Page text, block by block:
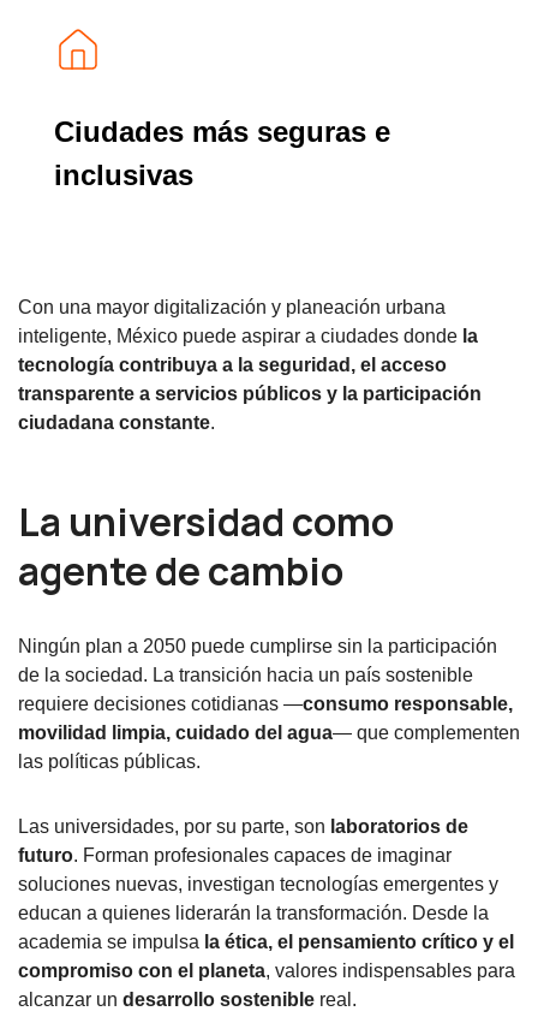
Ciudades más seguras e
inclusivas
Con una mayor digitalización y planeación urbana
inteligente, México puede aspirar a ciudades donde la
tecnología contribuya a la seguridad, el acceso
transparente a servicios públicos y la participación
ciudadana constante.
La universidad como
agente de cambio
Ningún plan a 2050 puede cumplirse sin la participación
de la sociedad. La transición hacia un país sostenible
requiere decisiones cotidianas —consumo responsable,
movilidad limpia, cuidado del agua— que complementen
las políticas públicas.
Las universidades, por su parte, son laboratorios de
futuro. Forman profesionales capaces de imaginar
soluciones nuevas, investigan tecnologías emergentes y
educan a quienes liderarán la transformación. Desde la
academia se impulsa la ética, el pensamiento crítico y el
compromiso con el planeta, valores indispensables para
alcanzar un desarrollo sostenible real.